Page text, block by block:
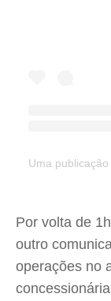
Por volta de
outro
operações no